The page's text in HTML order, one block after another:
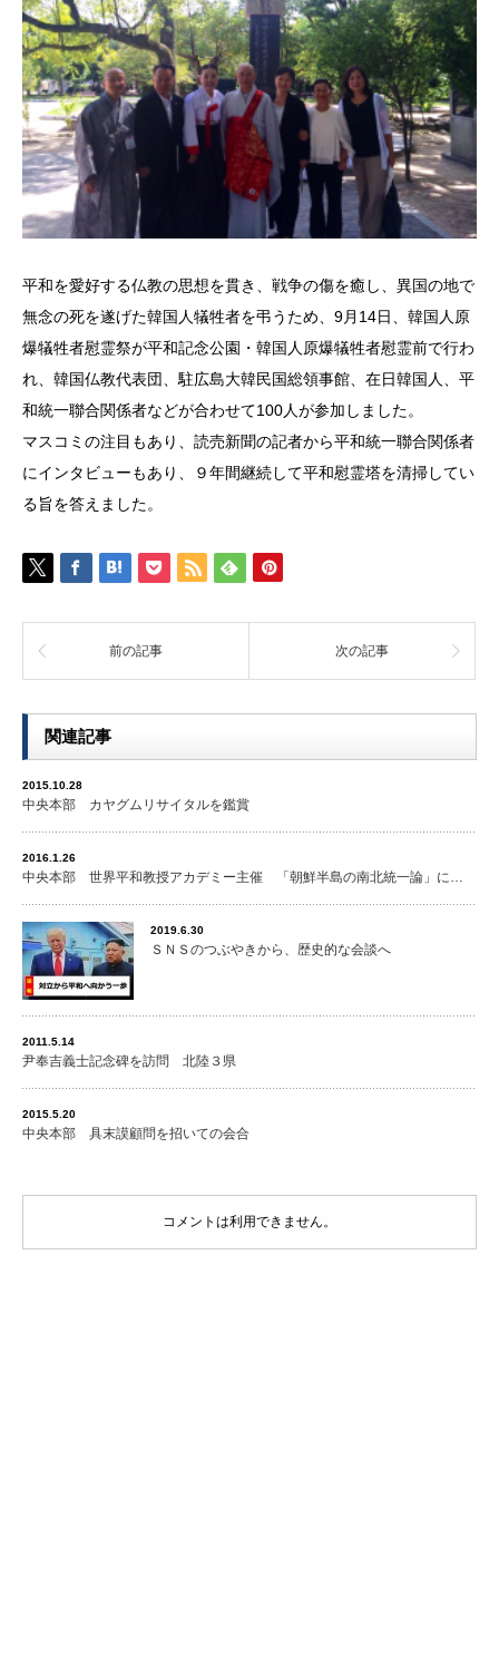
平和を愛好する仏教の思想を貫き、戦争の傷を癒し、異国の地で
無念の死を遂げた韓国人犠牲者を弔うため、9月14日、韓国人原
爆犠牲者慰霊祭が平和記念公園・韓国人原爆犠牲者慰霊前で行わ
れ、韓国仏教代表団、駐広島大韓民国総領事館、在日韓国人、平
和統一聯合関係者などが合わせて100人が参加しました。
マスコミの注目もあり、読売新聞の記者から平和統一聯合関係者
にインタビューもあり、９年間継続して平和慰霊塔を清掃してい
る旨を答えました。
前の記事 次の記事
関連記事
2015.10.28
中央本部 カヤグムリサイタルを鑑賞
2016.1.26
中央本部 世界平和教授アカデミー主催 「朝鮮半島の南北統一論」に…
2019.6.30
ＳＮＳのつぶやきから、歴史的な会談へ
2011.5.14
尹奉吉義士記念碑を訪問 北陸３県
2015.5.20
中央本部 具末謨顧問を招いての会合
コメントは利用できません。